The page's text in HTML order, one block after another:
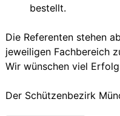
bestellt.
Die Referenten stehen
jeweiligen Fachbereich
Wir wünschen viel
Der Schützenbezirk